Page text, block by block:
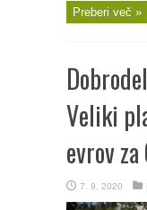
Preberi več »
Veliki
evrov
7. 9. 2020